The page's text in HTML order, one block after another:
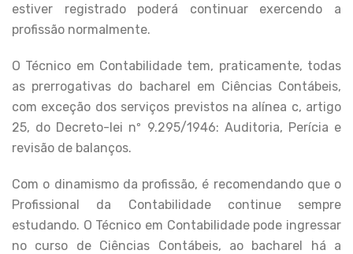
estiver registrado poderá continuar exercendo a
profissão normalmente.
O Técnico em Contabilidade tem, praticamente, todas
as prerrogativas do bacharel em Ciências Contábeis,
com exceção dos serviços previstos na alínea c, artigo
25, do Decreto-lei nº 9.295/1946: Auditoria, Perícia e
revisão de balanços.
Com o dinamismo da profissão, é recomendando que o
Profissional da Contabilidade continue sempre
estudando. O Técnico em Contabilidade pode ingressar
no curso de Ciências Contábeis, ao bacharel há a